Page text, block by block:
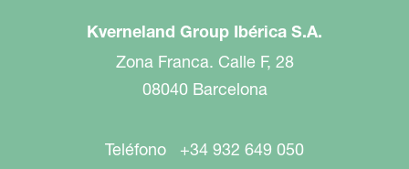
Kverneland Group Ibérica S.A.
Zona Franca. Calle F, 28
08040 Barcelona
Teléfono +34 932 649 050